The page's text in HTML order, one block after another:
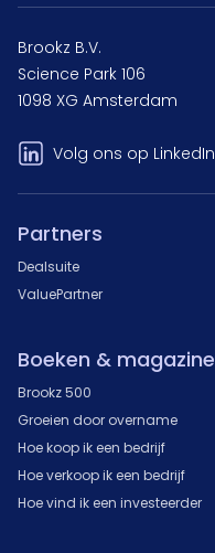
Brookz B.V.
Science Park 106
1098 XG Amsterdam
Volg ons op LinkedIn
Partners
Dealsuite
ValuePartner
Boeken & magazine
Brookz 500
Groeien door overname
Hoe koop ik een bedrijf
Hoe verkoop ik een bedrijf
Hoe vind ik een investeerder